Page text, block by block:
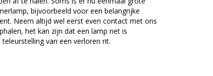
bijvoorbeeld voor een belangrijke
Neem altijd wel eerst even contact met ons
het kan zijn dat een lamp net is
van een verloren rit.